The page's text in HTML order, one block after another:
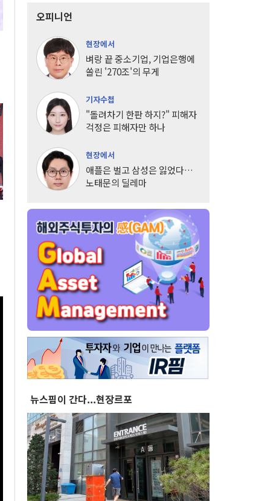
[실전! 해외주식] 광둥성 반도체 생태계 리더 '캔
세미', 창업판 상장 도전
오피니언
현장에서
벼랑 끝 중소기업, 기업은행에
쏠린 '270조'의 무게
기자수첩
"돌려차기 한판 하지?" 피해자
걱정은 피해자만 하나
현장에서
애플은 벌고 삼성은 잃었다…
노태문의 딜레마
뉴스핌이 간다...현장르포